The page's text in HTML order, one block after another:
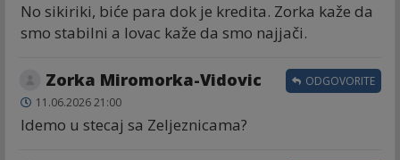
No sikiriki, biće para dok je kredita. Zorka kaže da
smo stabilni a lovac kaže da smo najjači.
Zorka Miromorka-Vidovic
11.06.2026 21:00
Idemo u stecaj sa Zeljeznicama?
ODGOVORITE